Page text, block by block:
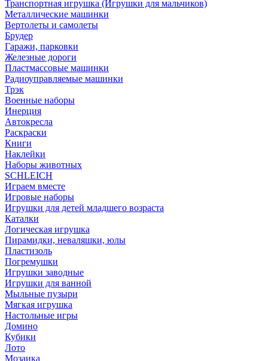
Транспортная игрушка (Игрушки для мальчиков)
Металлические машинки
Вертолеты и самолеты
Брудер
Гаражи, парковки
Железные дороги
Пластмассовые машинки
Радиоуправляемые машинки
Трэк
Военные наборы
Инерция
Автокресла
Раскраски
Книги
Наклейки
Наборы животных
SCHLEICH
Играем вместе
Игровые наборы
Игрушки для детей младшего возраста
Каталки
Логическая игрушка
Пирамидки, неваляшки, юлы
Пластизоль
Погремушки
Игрушки заводные
Игрушки для ванной
Мыльные пузыри
Мягкая игрушка
Настольные игры
Домино
Кубики
Лото
Мозаика